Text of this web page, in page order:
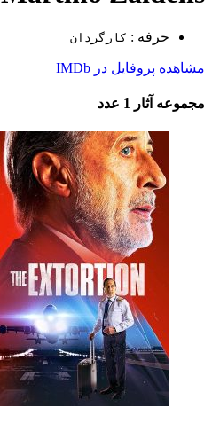
حرفه : کارگردان
مشاهده پروفایل در IMDb
مجموعه آثار 1 عدد